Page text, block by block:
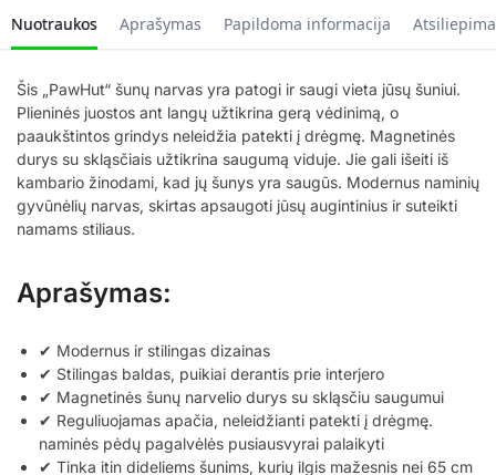
Nuotraukos Aprašymas Papildoma informacija
Šis „PawHut“ šunų narvas yra patogi ir saugi vieta jūsų šuniui.
Plieninės juostos ant langų užtikrina gerą vėdinimą, o
paaukštintos grindys neleidžia patekti į drėgmę. Magnetinės
durys su skląsčiais užtikrina saugumą viduje. Jie gali išeiti iš
kambario žinodami, kad jų šunys yra saugūs. Modernus naminių
gyvūnėlių narvas, skirtas apsaugoti jūsų augintinius ir suteikti
namams stiliaus.
Aprašymas:
✔ Modernus ir stilingas dizainas
✔ Stilingas baldas, puikiai derantis prie interjero
✔ Magnetinės šunų narvelio durys su skląsčiu saugumui
✔ Reguliuojamas apačia, neleidžianti patekti į drėgmę.
naminės pėdų pagalvėlės pusiausvyrai palaikyti
✔ Tinka itin dideliems šunims, kurių ilgis mažesnis nei 65 cm